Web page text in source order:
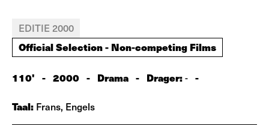
EDITIE 2000
Official Selection - Non-competing Films
110' - 2000 - Drama - Drager:- -
Taal: Frans, Engels